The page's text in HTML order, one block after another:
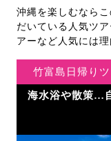
沖縄を楽しむなら
だいている人気ツ
アーなど人気には理
竹富島日帰り
海水浴や散策…